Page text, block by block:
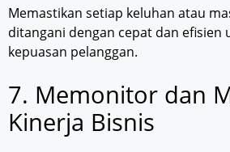
Memastikan setiap keluhan atau
ditangani dengan cepat dan efisien
kepuasan pelanggan.
7. Memonitor dan
Kinerja Bisnis